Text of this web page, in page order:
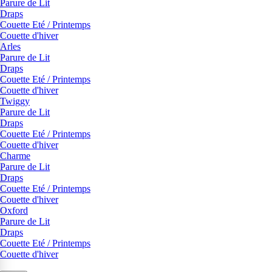
Parure de Lit
Draps
Couette Eté / Printemps
Couette d'hiver
Arles
Parure de Lit
Draps
Couette Eté / Printemps
Couette d'hiver
Twiggy
Parure de Lit
Draps
Couette Eté / Printemps
Couette d'hiver
Charme
Parure de Lit
Draps
Couette Eté / Printemps
Couette d'hiver
Oxford
Parure de Lit
Draps
Couette Eté / Printemps
Couette d'hiver